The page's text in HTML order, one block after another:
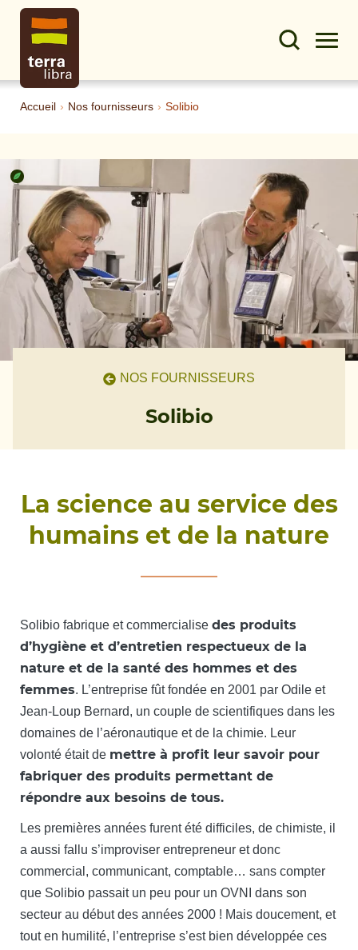
Accueil › Nos fournisseurs › Solibio
NOS FOURNISSEURS
Solibio
La science au service des
humains et de la nature
Solibio fabrique et commercialise des produits
d’hygiène et d’entretien respectueux de la
nature et de la santé des hommes et des
femmes. L’entreprise fût fondée en 2001 par Odile et
Jean-Loup Bernard, un couple de scientifiques dans les
domaines de l’aéronautique et de la chimie. Leur
volonté était de mettre à profit leur savoir pour
fabriquer des produits permettant de
répondre aux besoins de tous.
Les premières années furent été difficiles, de chimiste, il
a aussi fallu s’improviser entrepreneur et donc
commercial, communicant, comptable… sans compter
que Solibio passait un peu pour un OVNI dans son
secteur au début des années 2000 ! Mais doucement, et
tout en humilité, l’entreprise s’est bien développée ces